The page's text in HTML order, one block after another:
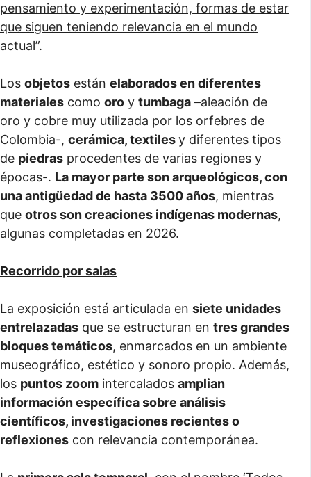
pensamiento y experimentación, formas de estar
que siguen teniendo relevancia en el mundo
actual”.
Los objetos están elaborados en diferentes
materiales como oro y tumbaga –aleación de
oro y cobre muy utilizada por los orfebres de
Colombia-, cerámica, textilesy diferentes tipos
de piedras procedentes de varias regiones y
épocas-. La mayor parte son arqueológicos, con
una antigüedad de hasta 3500 años, mientras
que otros son creaciones indígenas modernas,
algunas completadas en 2026.
Recorrido por salas
La exposición está articulada en siete unidades
entrelazadas que se estructuran en tres grandes
bloques temáticos, enmarcados en un ambiente
museográfico, estético y sonoro propio. Además,
los puntos zoom intercalados amplian
información específica sobre análisis
científicos, investigaciones recientes o
reflexiones con relevancia contemporánea.